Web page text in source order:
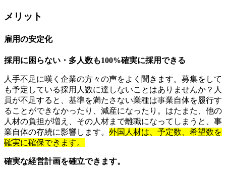
メリット
雇用の安定化
採用に困らない・多人数も100%確実に採用できる
人手不足に嘆く企業の方々の声をよく聞きます。募集をして
も予定している採用人数に達しないことはありませんか？人
員が不足すると、基準を満たさない業種は事業自体を履行す
ることができなかったり、減産になったり。はたまた、他の
人材の負担が増え、その人材まで離職になってしまうと、事
業自体の存続に影響します。 外国人材は、予定数、希望数を
確実に確保できます。
確実な経営計画を確立できます。